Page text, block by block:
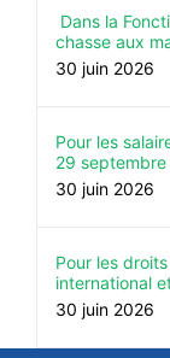
Dans la
chasse aux
30 juin 2026
Pour les
29 septembre
30 juin 2026
Pour les
international
30 juin 2026